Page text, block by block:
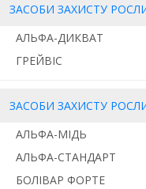
ЗАСОБИ ЗАХИСТУ
АЛЬФА-ДИКВАТ
ГРЕЙВІС
ЗАСОБИ ЗАХИСТУ
АЛЬФА-МІДЬ
АЛЬФА-СТАНДАРТ
БОЛІВАР ФОРТЕ